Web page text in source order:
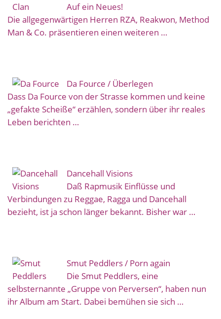
Auf ein Neues!
Die allgegenwärtigen Herren RZA, Reakwon, Method
Man & Co. präsentieren einen weiteren …
Da Fource / Überlegen
Dass Da Fource von der Strasse kommen und keine
„gefakte Scheiße“ erzählen, sondern über ihr reales
Leben berichten …
Dancehall Visions
Daß Rapmusik Einflüsse und
Verbindungen zu Reggae, Ragga und Dancehall
bezieht, ist ja schon länger bekannt. Bisher war …
Smut Peddlers / Porn again
Die Smut Peddlers, eine
selbsternannte „Gruppe von Perversen“, haben nun
ihr Album am Start. Dabei bemühen sie sich …